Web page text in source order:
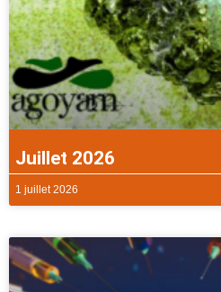
Juillet 2026
1 juillet 2026